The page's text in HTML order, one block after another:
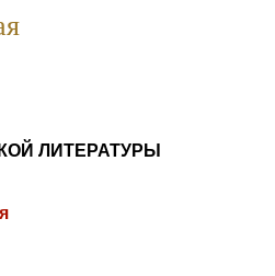
ЛИТЕРАТУРЫ